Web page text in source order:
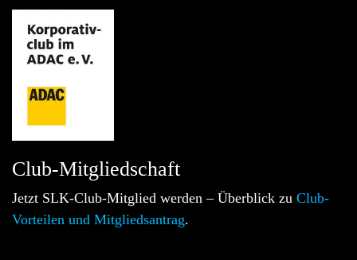
Club-Mitgliedschaft
Jetzt SLK-Club-Mitglied werden – Überblick zu Club-
Vorteilen und Mitgliedsantrag.